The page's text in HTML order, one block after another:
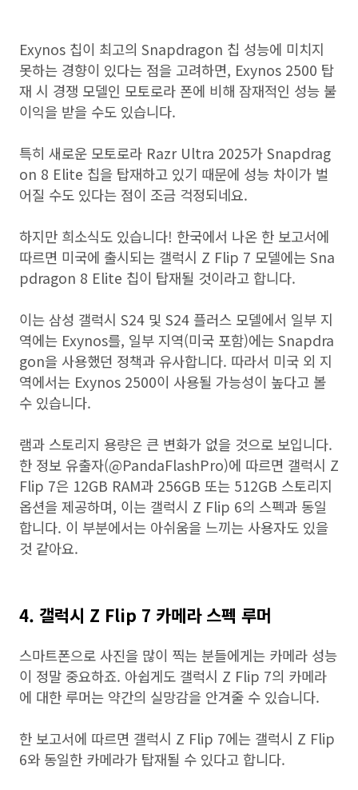
Exynos 칩이 최고의 Snapdragon 칩 성능에 미치지
못하는 경향이 있다는 점을 고려하면, Exynos 2500 탑
재 시 경쟁 모델인 모토로라 폰에 비해 잠재적인 성능 불
이익을 받을 수도 있습니다.
특히 새로운 모토로라 Razr Ultra 2025가 Snapdrag
on 8 Elite 칩을 탑재하고 있기 때문에 성능 차이가 벌
어질 수도 있다는 점이 조금 걱정되네요.
하지만 희소식도 있습니다! 한국에서 나온 한 보고서에
따르면 미국에 출시되는 갤럭시 Z Flip 7 모델에는 Sna
pdragon 8 Elite 칩이 탑재될 것이라고 합니다.
이는 삼성 갤럭시 S24 및 S24 플러스 모델에서 일부 지
역에는 Exynos를, 일부 지역(미국 포함)에는 Snapdra
gon을 사용했던 정책과 유사합니다. 따라서 미국 외 지
역에서는 Exynos 2500이 사용될 가능성이 높다고 볼
수 있습니다.
램과 스토리지 용량은 큰 변화가 없을 것으로 보입니다.
한 정보 유출자(@PandaFlashPro)에 따르면 갤럭시 Z
Flip 7은 12GB RAM과 256GB 또는 512GB 스토리지
옵션을 제공하며, 이는 갤럭시 Z Flip 6의 스펙과 동일
합니다. 이 부분에서는 아쉬움을 느끼는 사용자도 있을
것 같아요.
4. 갤럭시 Z Flip 7 카메라 스펙 루머
스마트폰으로 사진을 많이 찍는 분들에게는 카메라 성능
이 정말 중요하죠. 아쉽게도 갤럭시 Z Flip 7의 카메라
에 대한 루머는 약간의 실망감을 안겨줄 수 있습니다.
한 보고서에 따르면 갤럭시 Z Flip 7에는 갤럭시 Z Flip
6와 동일한 카메라가 탑재될 수 있다고 합니다.